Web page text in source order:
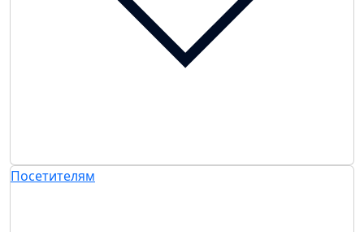
Посетителям